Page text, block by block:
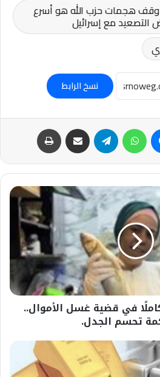
هجمات حزب الله هو أسرع
مع إسرائيل
نسخ الرابط
ماسنجر واتساب تيلقرام مشاركة عبر البريد
في قضية غسل الأموال..
تحسم الجدل.